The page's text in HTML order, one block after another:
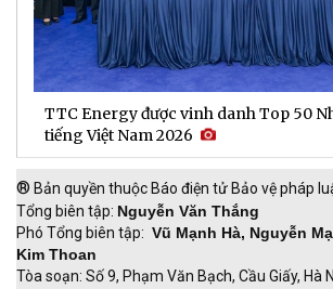
TTC Energy được vinh danh Top 50
tiếng Việt Nam 2026
® Bản quyền thuộc Báo điện tử Bảo vệ pháp
Tổng biên tập: Nguyễn Văn Thắng
Phó Tổng biên tập: Vũ Mạnh Hà, Nguyễn
Kim Thoan
Tòa soạn: Số 9, Phạm Văn Bạch, Cầu Giấy, Hà